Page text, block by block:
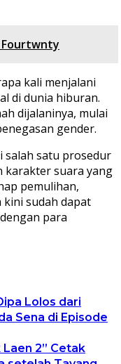
Fourtwnty
kali menjalani
di dunia hiburan.
dijalaninya, mulai
gender.
salah satu prosedur
karakter suara yang
pemulihan,
sudah dapat
para
Lolos dari
Sena di Episode
Laen 2” Cetak